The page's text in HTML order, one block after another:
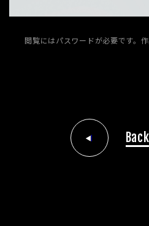
閲覧にはパスワードが必要です。
Back